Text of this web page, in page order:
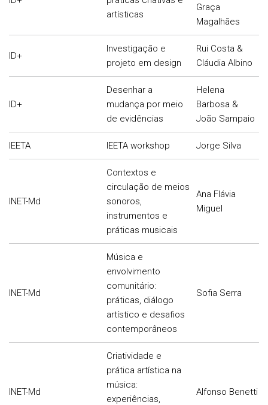
artísticas
Graça
Magalhães
ID+
Investigação e
projeto em design
Rui Costa &
Cláudia Albino
ID+
Desenhar a
mudança por meio
de evidências
Helena
Barbosa &
João Sampaio
IEETA IEETA workshop Jorge Silva
INET-Md
Contextos e
circulação de meios
sonoros,
instrumentos e
práticas musicais
Ana Flávia
Miguel
INET-Md
Música e
envolvimento
comunitário:
práticas, diálogo
artístico e desafios
contemporâneos
Sofia Serra
INET-Md
Criatividade e
prática artística na
música:
experiências,
Alfonso Benetti